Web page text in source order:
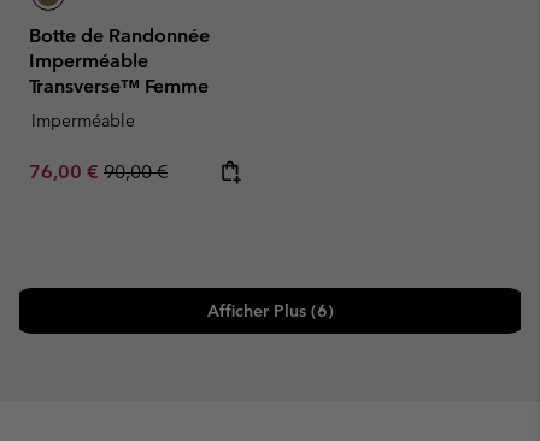
Botte de Randonnée
Imperméable
Transverse™ Femme
Imperméable
Sale price:
76,00 € Regular price:
90,00 €
Afficher Plus (6)